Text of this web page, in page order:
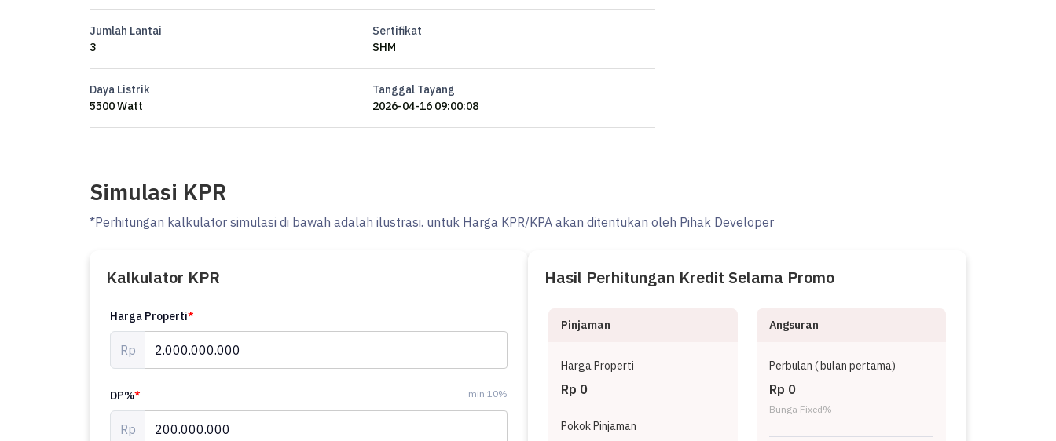
Harga 2M nego
Jumlah Lantai
3
Sertifikat
SHM
Daya Listrik
5500 Watt
Tanggal Tayang
2026-04-16 09:00:08
Simulasi KPR
*Perhitungan kalkulator simulasi di bawah adalah ilustrasi. untuk Harga KPR/KPA akan ditentukan oleh Pihak Developer
Kalkulator KPR
Harga Properti*
Rp
DP%* min 10%
Rp
Hasil Perhitungan Kredit Selama Promo
Pinjaman
Harga Properti
Rp 0
Pokok Pinjaman
Angsuran
Perbulan (bulan pertama)
Rp 0
Bunga Fixed%